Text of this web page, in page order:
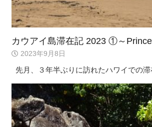
カウアイ島滞在記 2023 ①～
2023年9月8日
先月、３年半ぶりに訪れたハワイでの